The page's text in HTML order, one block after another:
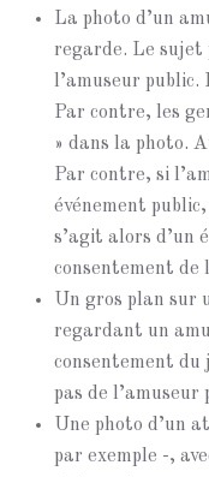
La photo d’un
regarde. Le sujet
l’amuseur public.
Par contre, les
» dans la photo.
Par contre, si
événement
s’agit alors d’un
consentement de
Un gros plan sur
regardant un
consentement
pas de l’amuseur
Une photo d’un
par exemple -,